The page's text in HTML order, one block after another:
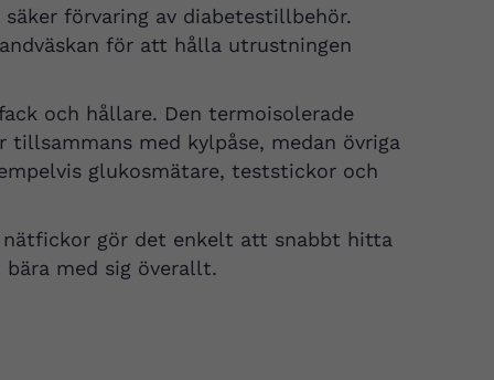
förvaring av diabetestillbehör.
för att hålla utrustningen
och hållare. Den termoisolerade
med kylpåse, medan övriga
glukosmätare, teststickor och
gör det enkelt att snabbt hitta
med sig överallt.